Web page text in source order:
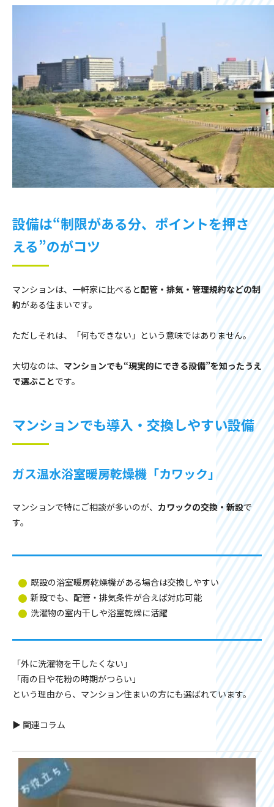
設備は“制限がある分、ポイントを押さ
える”のがコツ
マンションは、一軒家に比べると配管・排気・管理規約などの制
約がある住まいです。
ただしそれは、「何もできない」という意味ではありません。
大切なのは、 マンションでも“現実的にできる設備”を知ったうえ
で選ぶことです。
マンションでも導入・交換しやすい設備
ガス温水浴室暖房乾燥機「カワック」
マンションで特にご相談が多いのが、 カワックの交換・新設で
す。
既設の浴室暖房乾燥機がある場合は交換しやすい
新設でも、配管・排気条件が合えば対応可能
洗濯物の室内干しや浴室乾燥に活躍
「外に洗濯物を干したくない」
「雨の日や花粉の時期がつらい」
という理由から、マンション住まいの方にも選ばれています。
▶ 関連コラム